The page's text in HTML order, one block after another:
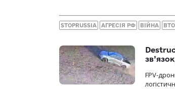
STOPRUSSIA АГРЕСІЯ РФ ВІЙНА
FPV-